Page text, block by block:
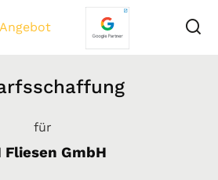
für
Fliesen GmbH